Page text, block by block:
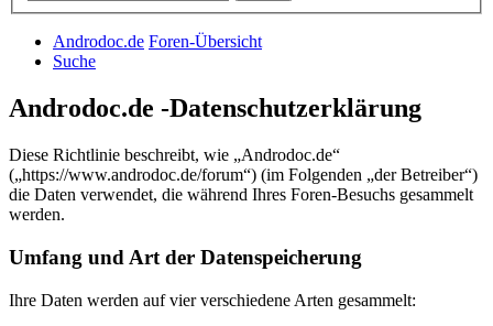
Androdoc.de Foren-Übersicht
Suche
Androdoc.de -Datenschutzerklärung
Diese Richtlinie beschreibt, wie „Androdoc.de“
(„https://www.androdoc.de/forum“) (im Folgenden „der Betreiber“)
die Daten verwendet, die während Ihres Foren-Besuchs gesammelt
werden.
Umfang und Art der Datenspeicherung
Ihre Daten werden auf vier verschiedene Arten gesammelt: